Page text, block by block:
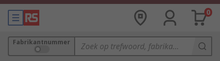
0
Fabrikantnummer